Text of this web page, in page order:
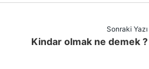
Sonraki Yazı
Kindar olmak ne demek ?